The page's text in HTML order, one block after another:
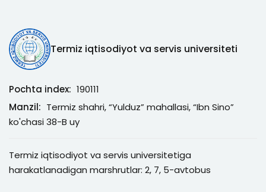
Termiz iqtisodiyot va servis universiteti
Pochta index: 190111
Manzil: Termiz shahri, “Yulduz” mahallasi, “Ibn Sino”
ko'chasi 38-B uy
Termiz iqtisodiyot va servis universitetiga
harakatlanadigan marshrutlar: 2, 7, 5-avtobus